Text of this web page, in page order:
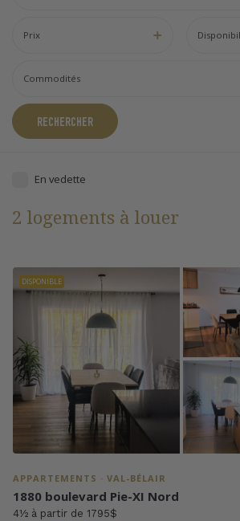
Prix
Commodités
RECHERCHER
2 logements à louer
En vedette
DISPONIBLE
APPARTEMENTS · VAL-BÉLAIR
1880 boulevard Pie-XI Nord
4½ à partir de 1795$